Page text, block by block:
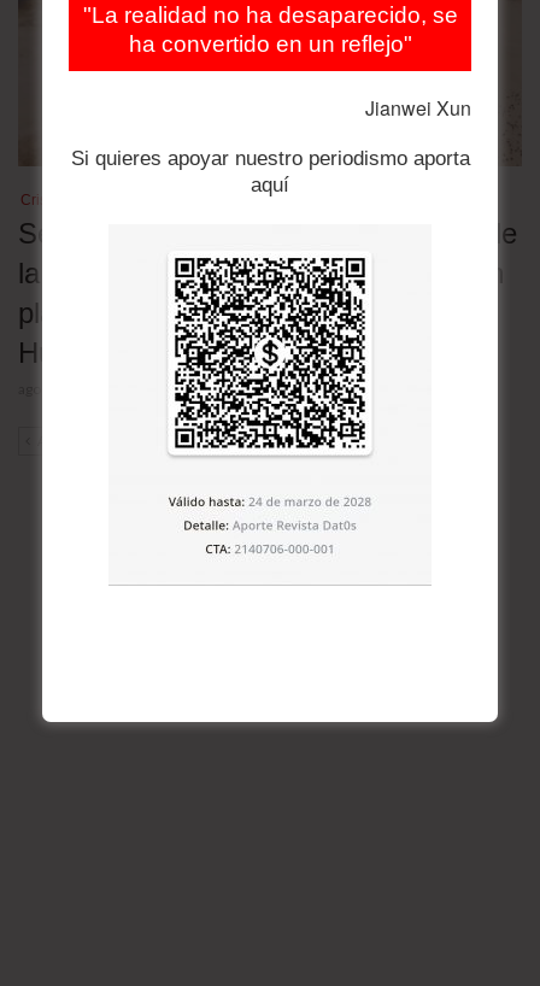
Crisis climática
Sequía en el Danubio revive buques de
la Segunda Guerra; genera riesgos en
plantas nucleares en Rumania y
Hungría
"La realidad no ha desaparecido, se
ha convertido en un reflejo"
Jianwei Xun
Si quieres apoyar nuestro periodismo aporta
aquí